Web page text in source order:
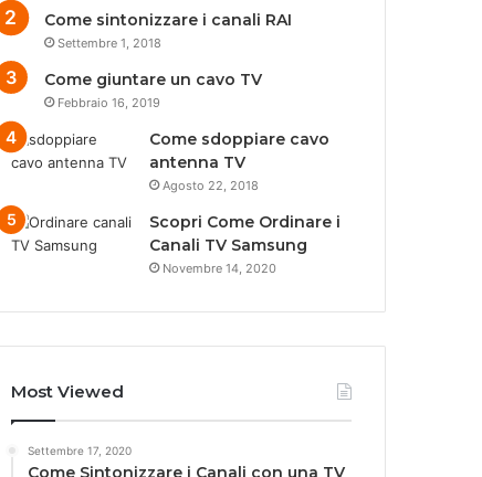
Come sintonizzare i canali RAI
Settembre 1, 2018
Come giuntare un cavo TV
Febbraio 16, 2019
Come sdoppiare cavo
antenna TV
Agosto 22, 2018
Scopri Come Ordinare i
Canali TV Samsung
Novembre 14, 2020
Most Viewed
Settembre 17, 2020
Come Sintonizzare i Canali con una TV